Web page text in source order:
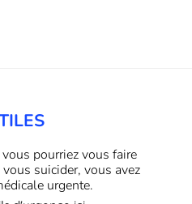
pourriez vous faire
suicider, vous avez
urgente.